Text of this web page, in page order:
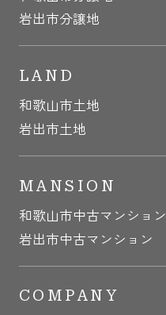
岩出市分譲地
LAND
和歌山市土地
岩出市土地
MANSION
和歌山市中古マンション
岩出市中古マンション
COMPANY